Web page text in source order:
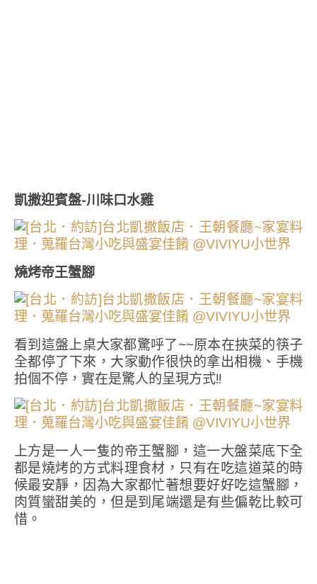
凱撒迎賓盤-川味口水雞
燒烤帝王蟹腳
看到這盤上桌大家都驚呼了~~原本在挾菜的筷子
全都停了下來，大家動作很快的拿出相機、手機
拍個不停，實在是驚人的呈現方式!!
上方是一人一隻的帝王蟹腳，這一大盤菜底下全
都是燒烤的方式料理食材，只有在吃這道菜的時
候最安靜，因為大家都忙著想要好好吃這蟹腳，
肉質蠻甜美的，但是到尾端還是有些偏乾比較可
惜。